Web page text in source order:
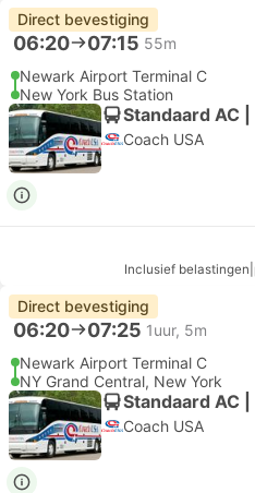
Direct bevestiging
06:20 07:15 55m
Newark Airport Terminal C
New York Bus Station
Standaard AC |
Coach USA
Inclusief belastingen
Direct bevestiging
06:20 07:25 1uur, 5m
Newark Airport Terminal C
NY Grand Central, New York
Standaard AC |
Coach USA